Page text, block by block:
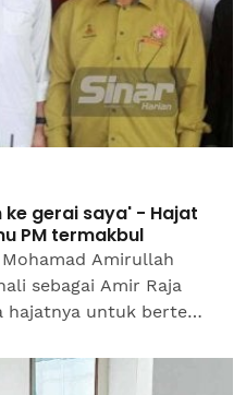
ke gerai saya' - Hajat
PM termakbul
Mohamad Amirullah
sebagai Amir Raja
untuk bertemu